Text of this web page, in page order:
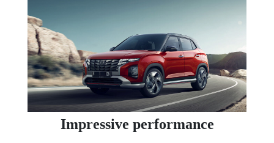
Impressive performance